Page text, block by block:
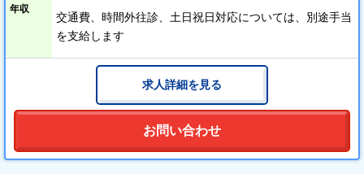
年収
交通費、時間外往診、土日祝日対応については、別途手当
を支給します
求人詳細を見る
お問い合わせ